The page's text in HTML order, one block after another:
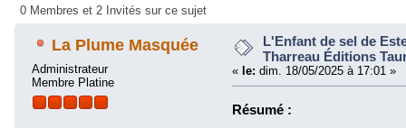
Taurnada (Lu 98389 fois)
0 Membres et 2 Invités sur ce sujet
La Plume Masquée
Administrateur
Membre Platine
L'Enfant de sel de
Tharreau Éditions
« le: dim. 18/05/2025 à 17:01 »
Résumé :